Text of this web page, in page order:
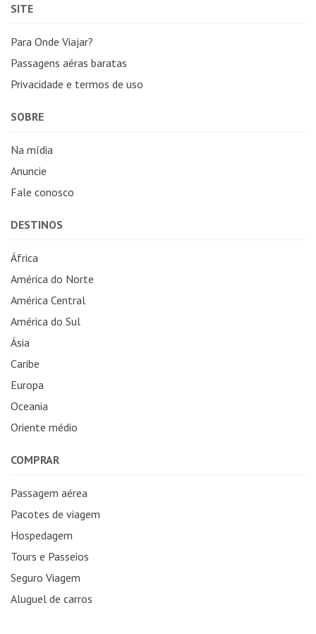
SITE
Para Onde Viajar?
Passagens aéras baratas
Privacidade e termos de uso
SOBRE
Na mídia
Anuncie
Fale conosco
DESTINOS
África
América do Norte
América Central
América do Sul
Ásia
Caribe
Europa
Oceania
Oriente médio
COMPRAR
Passagem aérea
Pacotes de viagem
Hospedagem
Tours e Passeios
Seguro Viagem
Aluguel de carros